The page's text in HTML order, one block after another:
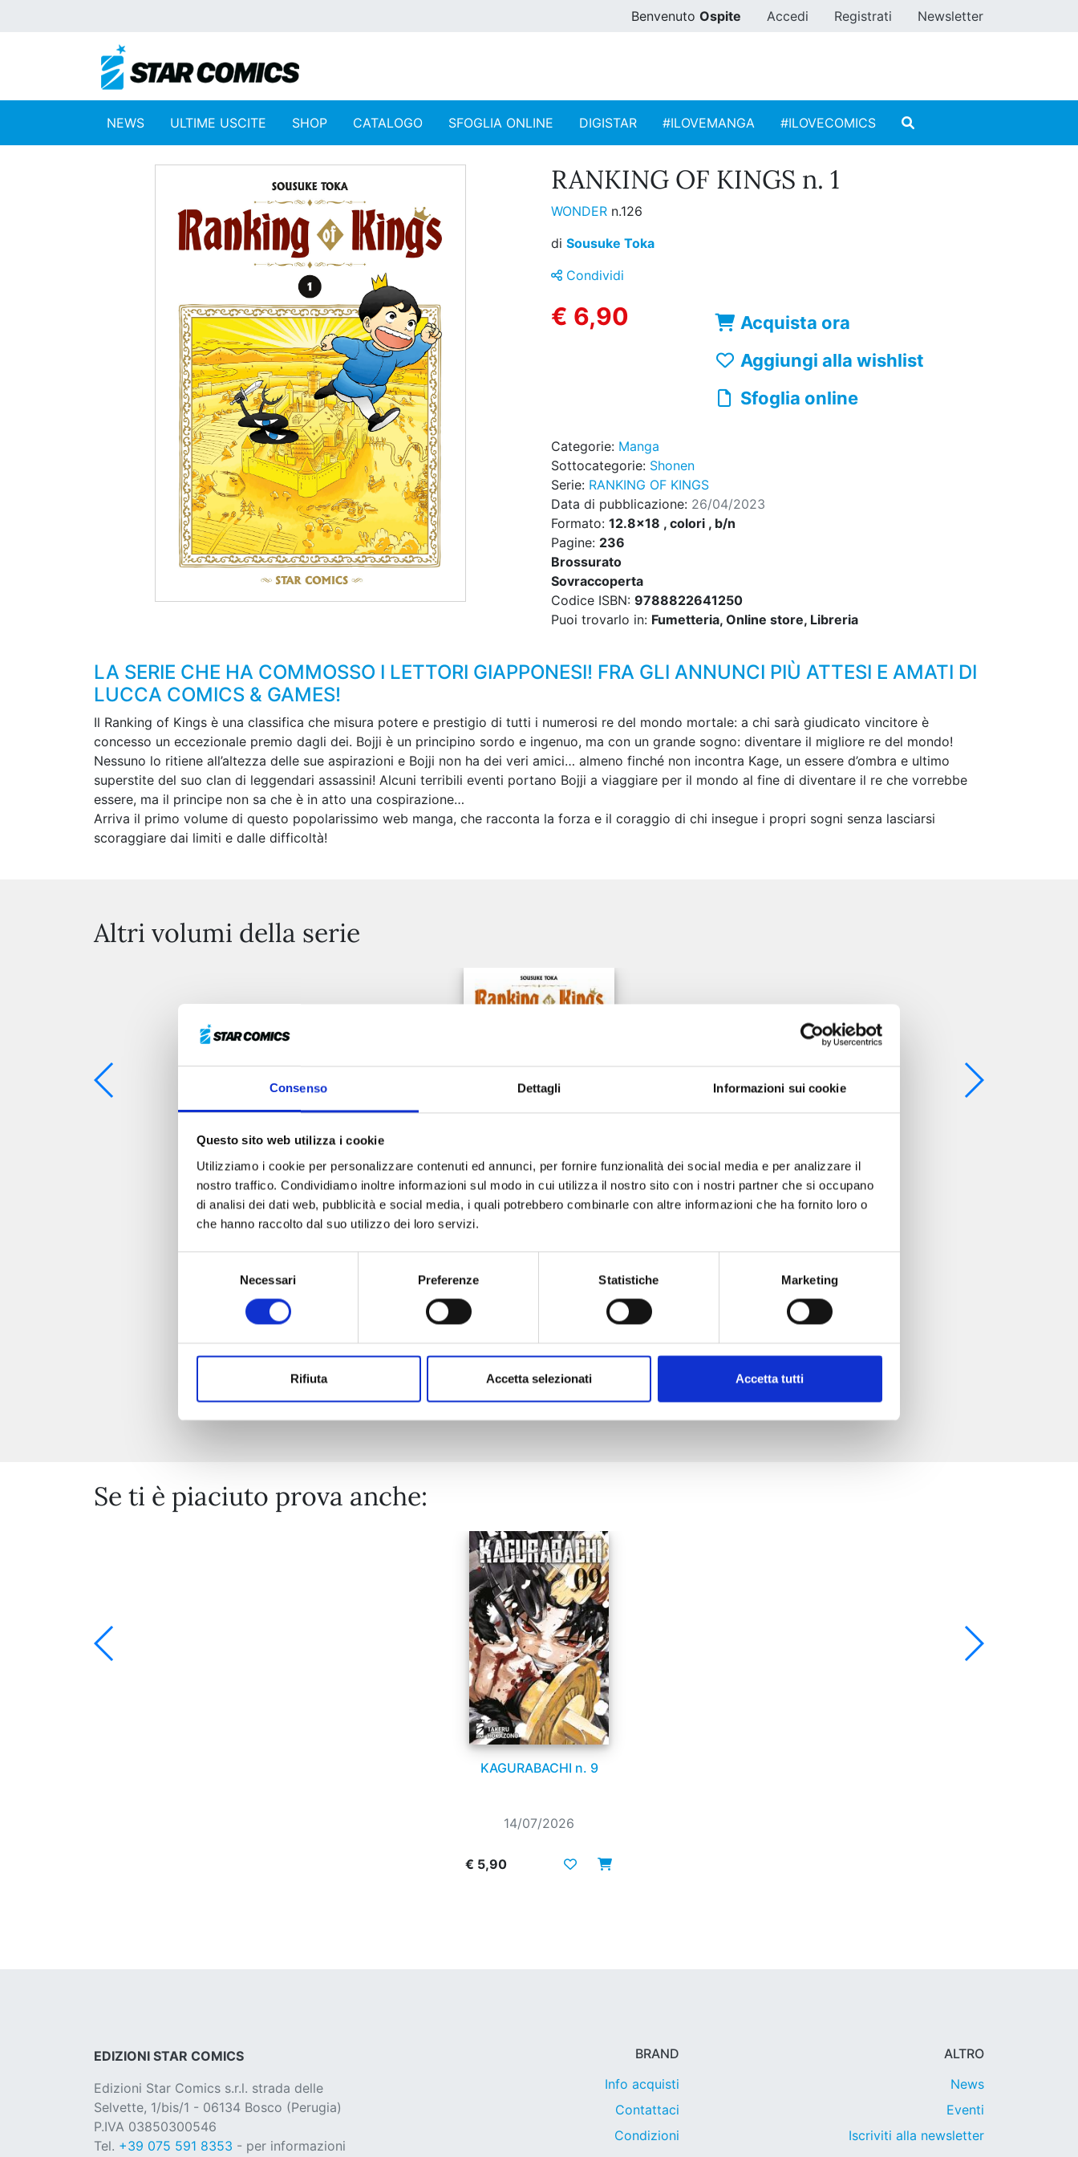
Consenso Dettagli Informazioni sui cookie
Questo sito web utilizza i cookie
Utilizziamo i cookie per personalizzare contenuti ed annunci, per fornire funzionalità dei social media e per analizzare il
nostro traffico. Condividiamo inoltre informazioni sul modo in cui utilizza il nostro sito con i nostri partner che si occupano
di analisi dei dati web, pubblicità e social media, i quali potrebbero combinarle con altre informazioni che ha fornito loro o
che hanno raccolto dal suo utilizzo dei loro servizi.
Necessari Preferenze Statistiche Marketing
Rifiuta Accetta selezionati Accetta tutti
Benvenuto Ospite Accedi Registrati Newsletter
NEWS ULTIME USCITE SHOP CATALOGO SFOGLIA ONLINE DIGISTAR #ILOVEMANGA #ILOVECOMICS
RANKING OF KINGS n. 1
WONDER n.126
di Sousuke Toka
Condividi
€ 6,90
Acquista ora
Aggiungi alla wishlist
Sfoglia online
Categorie: Manga
Sottocategorie: Shonen
Serie: RANKING OF KINGS
Data di pubblicazione: 26/04/2023
Formato: 12.8x18 , colori , b/n
Pagine: 236
Brossurato
Sovraccoperta
Codice ISBN: 9788822641250
Puoi trovarlo in: Fumetteria, Online store, Libreria
LA SERIE CHE HA COMMOSSO I LETTORI GIAPPONESI! FRA GLI ANNUNCI PIÙ ATTESI E AMATI DI
LUCCA COMICS & GAMES!
Il Ranking of Kings è una classifica che misura potere e prestigio di tutti i numerosi re del mondo mortale: a chi sarà giudicato vincitore è
concesso un eccezionale premio dagli dei. Bojji è un principino sordo e ingenuo, ma con un grande sogno: diventare il migliore re del mondo!
Nessuno lo ritiene all’altezza delle sue aspirazioni e Bojji non ha dei veri amici… almeno finché non incontra Kage, un essere d’ombra e ultimo
superstite del suo clan di leggendari assassini! Alcuni terribili eventi portano Bojji a viaggiare per il mondo al fine di diventare il re che vorrebbe
essere, ma il principe non sa che è in atto una cospirazione…
Arriva il primo volume di questo popolarissimo web manga, che racconta la forza e il coraggio di chi insegue i propri sogni senza lasciarsi
scoraggiare dai limiti e dalle difficoltà!
Altri volumi della serie
RANKING OF KINGS n. 17
€ 6,90
Se ti è piaciuto prova anche:
KAGURABACHI n. 9
14/07/2026
€ 5,90
EDIZIONI STAR COMICS
Edizioni Star Comics s.r.l. strada delle
Selvette, 1/bis/1 - 06134 Bosco (Perugia)
P.IVA 03850300546
Tel. +39 075 591 8353 - per informazioni
BRAND
Info acquisti
Contattaci
Condizioni
ALTRO
News
Eventi
Iscriviti alla newsletter